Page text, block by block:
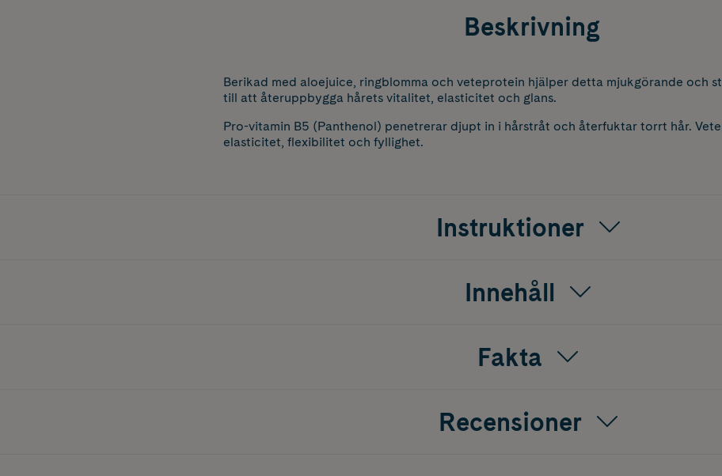
Beskrivning
Berikad med aloejuice, ringblomma och veteprotein hjälper detta mjukgörande och
till att återuppbygga hårets vitalitet, elasticitet och glans.
Pro-vitamin B5 (Panthenol) penetrerar djupt in i hårstråt och återfuktar torrt hår.
elasticitet, flexibilitet och fyllighet.
Instruktioner
Innehåll
Fakta
Recensioner